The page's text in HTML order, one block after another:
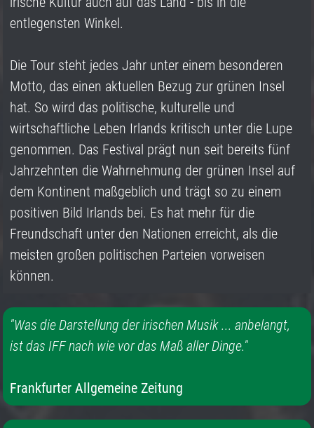
entlegensten Winkel.
Die Tour steht jedes Jahr unter einem besonderen
Motto, das einen aktuellen Bezug zur grünen Insel
hat. So wird das politische, kulturelle und
wirtschaftliche Leben Irlands kritisch unter die Lupe
genommen. Das Festival prägt nun seit bereits fünf
Jahrzehnten die Wahrnehmung der grünen Insel auf
dem Kontinent maßgeblich und trägt so zu einem
positiven Bild Irlands bei. Es hat mehr für die
Freundschaft unter den Nationen erreicht, als die
meisten großen politischen Parteien vorweisen
können.
"Was die Darstellung der irischen Musik ... anbelangt,
ist das IFF nach wie vor das Maß aller Dinge."
Frankfurter Allgemeine Zeitung